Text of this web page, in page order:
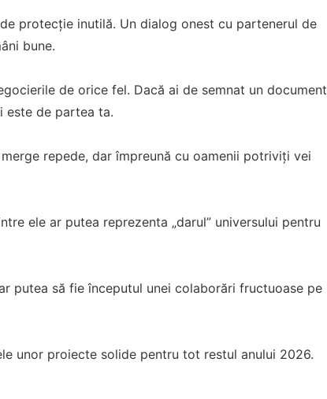
protecție inutilă. Un dialog onest cu partenerul de
bune.
de orice fel. Dacă ai de semnat un document
este de partea ta.
repede, dar împreună cu oamenii potriviți vei
ele ar putea reprezenta „darul” universului pentru
putea să fie începutul unei colaborări fructuoase pe
unor proiecte solide pentru tot restul anului 2026.